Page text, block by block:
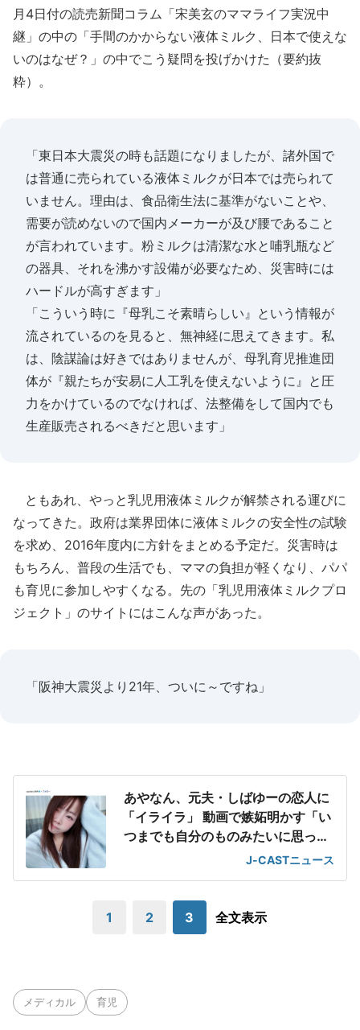
月4日付の読売新聞コラム「宋美玄のママライフ実況中
継」の中の「手間のかからない液体ミルク、日本で使えな
いのはなぜ？」の中でこう疑問を投げかけた（要約抜
粋）。
「東日本大震災の時も話題になりましたが、諸外国で
は普通に売られている液体ミルクが日本では売られて
いません。理由は、食品衛生法に基準がないことや、
需要が読めないので国内メーカーが及び腰であること
が言われています。粉ミルクは清潔な水と哺乳瓶など
の器具、それを沸かす設備が必要なため、災害時には
ハードルが高すぎます」
「こういう時に『母乳こそ素晴らしい』という情報が
流されているのを見ると、無神経に思えてきます。私
は、陰謀論は好きではありませんが、母乳育児推進団
体が『親たちが安易に人工乳を使えないように』と圧
力をかけているのでなければ、法整備をして国内でも
生産販売されるべきだと思います」
ともあれ、やっと乳児用液体ミルクが解禁される運びに
なってきた。政府は業界団体に液体ミルクの安全性の試験
を求め、2016年度内に方針をまとめる予定だ。災害時は
もちろん、普段の生活でも、ママの負担が軽くなり、パパ
も育児に参加しやすくなる。先の「乳児用液体ミルクプロ
ジェクト」のサイトにはこんな声があった。
「阪神大震災より21年、ついに～ですね」
あやなん、元夫・しばゆーの恋人に
「イライラ」 動画で嫉妬明かす「い
つまでも自分のものみたいに思っち
ゃってる」J-CASTニュース
1 2 3 全文表示
メディカル 育児